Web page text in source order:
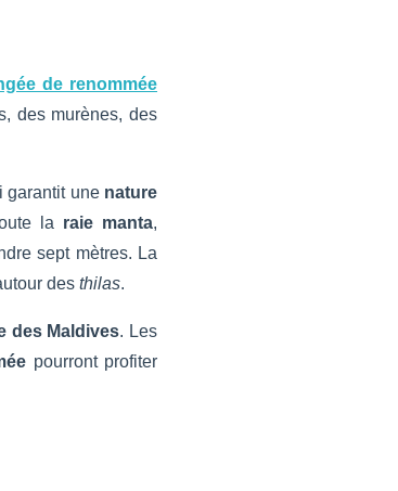
de renommée
des murènes, des
garantit une nature
la raie manta,
sept mètres. La
des thilas.
des Maldives. Les
pourront profiter